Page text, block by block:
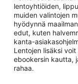
lentoyhtiöiden,
muiden valintojen
hyödynnä
edut, kuten
kanta-
Lentojen lisäksi
ebookersin kautta,
rahaa.